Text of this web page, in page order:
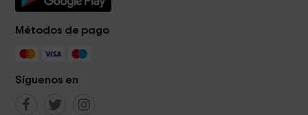
Métodos de pago
Síguenos en